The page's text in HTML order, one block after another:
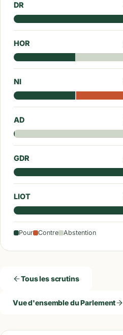
DR
HOR
NI
AD
GDR
LIOT
Pour Contre Abstention
Tous les scrutins
Vue d'ensemble du Parlement